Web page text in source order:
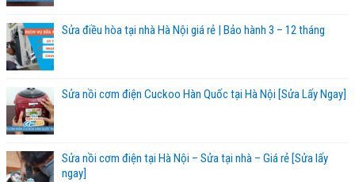
Sửa điều hòa tại nhà Hà Nội giá rẻ | Bảo hành 3 – 12 tháng
Sửa nồi cơm điện Cuckoo Hàn Quốc tại Hà Nội [Sửa Lấy Ngay]
Sửa nồi cơm điện tại Hà Nội – Sửa tại nhà – Giá rẻ [Sửa lấy
ngay]